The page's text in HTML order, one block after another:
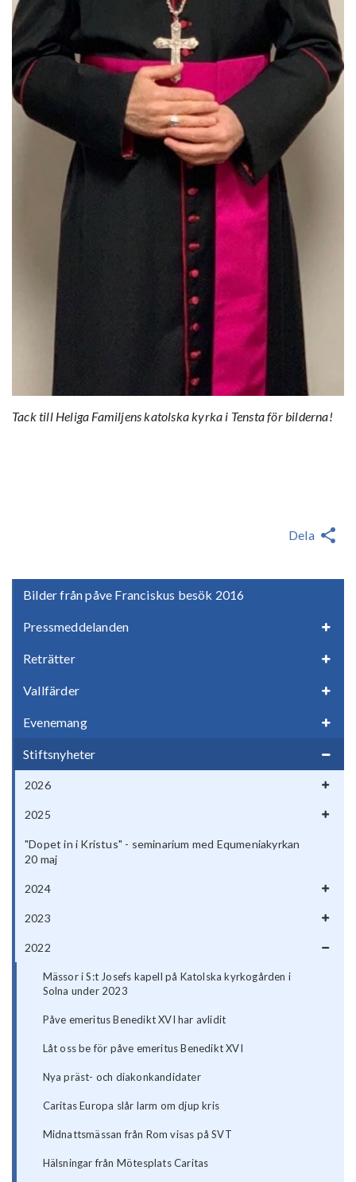
Bilder från påve Franciskus besök 2016
Pressmeddelanden
Reträtter
Vallfärder
Evenemang
Stiftsnyheter
2026
2025
"Dopet in i Kristus" - seminarium med Equmeniakyrkan
20 maj
2024
2023
2022
Mässor i S:t Josefs kapell på Katolska kyrkogården i
Solna under 2023
Påve emeritus Benedikt XVI har avlidit
Låt oss be för påve emeritus Benedikt XVI
Nya präst- och diakonkandidater
Caritas Europa slår larm om djup kris
Midnattsmässan från Rom visas på SVT
Hälsningar från Mötesplats Caritas
Tack till Heliga Familjens katolska kyrka i Tensta för bilderna!
Dela